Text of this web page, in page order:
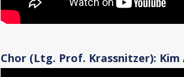
Chor (Ltg. Prof. Krassnitzer): Kim